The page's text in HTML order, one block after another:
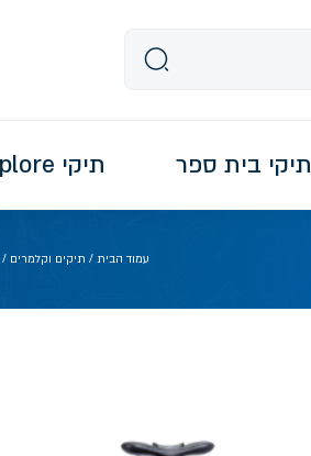
תיקי בית ספר תיקי Explore
עמוד הבית / תיקים וקלמרים /